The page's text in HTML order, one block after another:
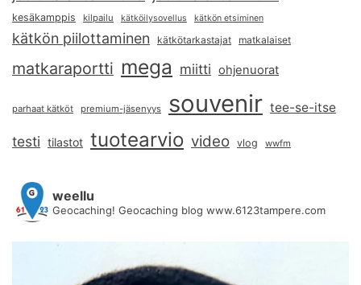
kesäkamppis kilpailu kätköilysovellus kätkön etsiminen
kätkön piilottaminen kätkötarkastajat matkalaiset
matkaraportti mega miitti ohjenuorat
parhaat kätköt premium-jäsenyys souvenir tee-se-itse
testi tilastot tuotearvio video vlog wwfm
weellu
Geocaching! Geocaching blog www.6123tampere.com